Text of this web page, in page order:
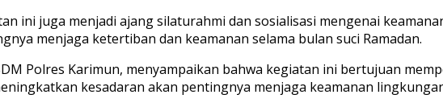
ini juga menjadi ajang silaturahmi dan sosialisasi mengenai
menjaga ketertiban dan keamanan selama bulan suci Ramadan.
Polres Karimun, menyampaikan bahwa kegiatan ini bertujuan
kesadaran akan pentingnya menjaga keamanan